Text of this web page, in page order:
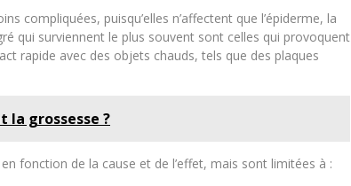
compliquées, puisqu’elles n’affectent que l’épiderme, la
qui surviennent le plus souvent sont celles qui provoquent
rapide avec des objets chauds, tels que des plaques
la grossesse ?
fonction de la cause et de l’effet, mais sont limitées à :